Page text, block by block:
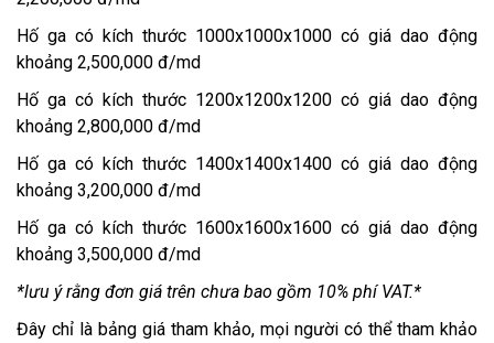
Hố ga có kích thước 1000x1000x1000 có giá dao động
khoảng 2,500,000 đ/md
Hố ga có kích thước 1200x1200x1200 có giá dao động
khoảng 2,800,000 đ/md
Hố ga có kích thước 1400x1400x1400 có giá dao động
khoảng 3,200,000 đ/md
Hố ga có kích thước 1600x1600x1600 có giá dao động
khoảng 3,500,000 đ/md
*lưu ý rằng đơn giá trên chưa bao gồm 10% phí VAT.*
Đây chỉ là bảng giá tham khảo, mọi người có thể tham khảo